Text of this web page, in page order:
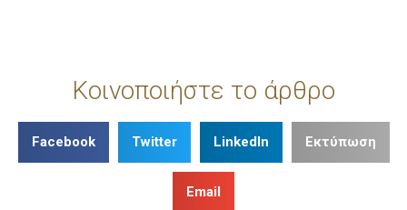
Κοινοποιήστε το άρθρο
Facebook Twitter LinkedIn Εκτύπωση
Email